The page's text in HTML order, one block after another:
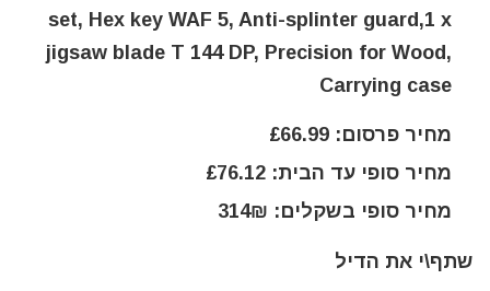
set, Hex key WAF 5, Anti-splinter guard,1 x
jigsaw blade T 144 DP, Precision for Wood,
Carrying case
מחיר פרסום: £66.99
מחיר סופי עד הבית: £76.12
מחיר סופי בשקלים: 314₪
שתף\י את הדיל